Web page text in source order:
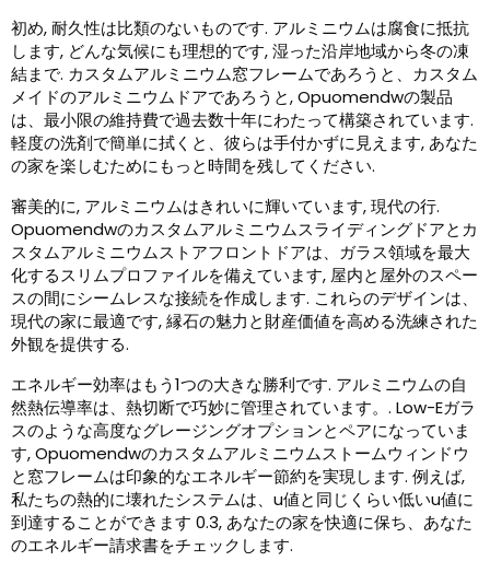
初め, 耐久性は比類のないものです. アルミニウムは腐食に抵抗
します, どんな気候にも理想的です, 湿った沿岸地域から冬の凍
結まで. カスタムアルミニウム窓フレームであろうと、カスタム
メイドのアルミニウムドアであろうと, Opuomendwの製品
は、最小限の維持費で過去数十年にわたって構築されています.
軽度の洗剤で簡単に拭くと、彼らは手付かずに見えます, あなた
の家を楽しむためにもっと時間を残してください.
審美的に, アルミニウムはきれいに輝いています, 現代の行.
Opuomendwのカスタムアルミニウムスライディングドアとカ
スタムアルミニウムストアフロントドアは、ガラス領域を最大
化するスリムプロファイルを備えています, 屋内と屋外のスペー
スの間にシームレスな接続を作成します. これらのデザインは、
現代の家に最適です, 縁石の魅力と財産価値を高める洗練された
外観を提供する.
エネルギー効率はもう1つの大きな勝利です. アルミニウムの自
然熱伝導率は、熱切断で巧妙に管理されています。. Low-Eガラ
スのような高度なグレージングオプションとペアになっていま
す, Opuomendwのカスタムアルミニウムストームウィンドウ
と窓フレームは印象的なエネルギー節約を実現します. 例えば,
私たちの熱的に壊れたシステムは、u値と同じくらい低いu値に
到達することができます 0.3, あなたの家を快適に保ち、あなた
のエネルギー請求書をチェックします.